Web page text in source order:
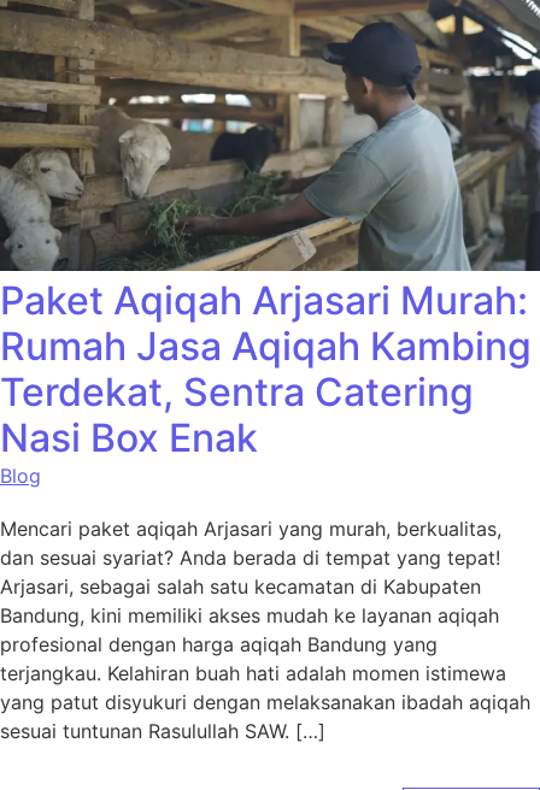
Paket Aqiqah Arjasari Murah:
Rumah Jasa Aqiqah Kambing
Terdekat, Sentra Catering
Nasi Box Enak
Blog
Mencari paket aqiqah Arjasari yang murah, berkualitas,
dan sesuai syariat? Anda berada di tempat yang tepat!
Arjasari, sebagai salah satu kecamatan di Kabupaten
Bandung, kini memiliki akses mudah ke layanan aqiqah
profesional dengan harga aqiqah Bandung yang
terjangkau. Kelahiran buah hati adalah momen istimewa
yang patut disyukuri dengan melaksanakan ibadah aqiqah
sesuai tuntunan Rasulullah SAW. […]